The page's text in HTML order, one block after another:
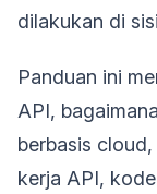
dilakukan di
Panduan ini
API,
berbasis
kerja API,